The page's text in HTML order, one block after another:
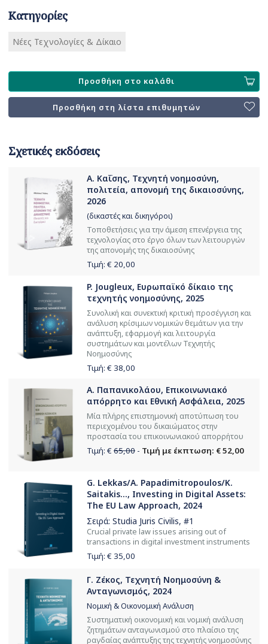
Κατηγορίες
Νέες Τεχνολογίες & Δίκαιο
Προσθήκη στο καλάθι
Προσθήκη στη λίστα επιθυμητών
Σχετικές εκδόσεις
Α. Καΐσης, Τεχνητή νοημοσύνη,
πολιτεία, απονομή της δικαιοσύνης,
2026
(δικαστές και δικηγόροι)
Τοποθετήσεις για την άμεση επενέργεια της
τεχνολογίας στο έργο όλων των λειτουργών
της απονομής της δικαιοσύνης
Τιμή: € 20,00
P. Jougleux, Ευρωπαϊκό δίκαιο της
τεχνητής νοημοσύνης, 2025
Συνολική και συνεκτική κριτική προσέγγιση και
ανάλυση κρίσιμων νομικών θεμάτων για την
ανάπτυξη, εφαρμογή και λειτουργία
συστημάτων και μοντέλων Τεχνητής
Νοημοσύνης
Τιμή: € 38,00
Α. Παπανικολάου, Επικοινωνιακό
απόρρητο και Εθνική Ασφάλεια, 2025
Μία πλήρης επιστημονική αποτύπωση του
περιεχομένου του δικαιώματος στην
προστασία του επικοινωνιακού απορρήτου
Τιμή: € 65,00 - Τιμή με έκπτωση: € 52,00
G. Lekkas/A. Papadimitropoulos/K.
Saitakis..., Investing in Digital Assets:
The EU Law Approach, 2024
Σειρά: Studia Juris Civilis, #1
Crucial private law issues arising out of
transactions in digital investment instruments
Τιμή: € 35,00
Γ. Ζέκος, Τεχνητή Νοημοσύνη &
Ανταγωνισμός, 2024
Νομική & Οικονομική Ανάλυση
Συστηματική οικονομική και νομική ανάλυση
ζητημάτων ανταγωνισμού στο πλαίσιο της
ραγδαίας ανάπτυξης της τεχνητής νοημοσύνης